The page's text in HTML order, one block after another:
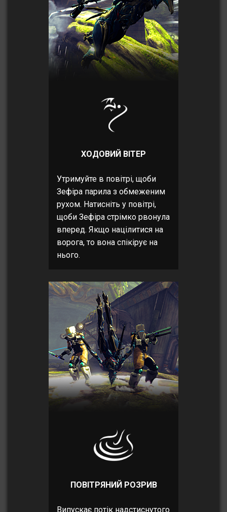
ХОДОВИЙ ВІТЕР
Утримуйте в повітрі, щоби
Зефіра парила з обмеженим
рухом. Натисніть у повітрі,
щоби Зефіра стрімко рвонула
вперед. Якщо націлитися на
ворога, то вона спікірує на
нього.
ПОВІТРЯНИЙ РОЗРИВ
Випускає потік надстиснутого